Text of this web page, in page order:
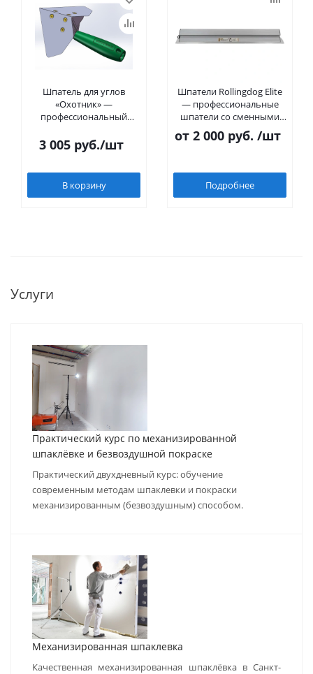
Шпатель для углов
«Охотник» —
профессиональный
углов 90°
3 005 руб./шт
В корзину
Шпатели Rollingdog Elite
— профессиональные
шпатели со сменными
лезвиями 0,3 мм
от 2 000 руб. /шт
Подробнее
Услуги
Практический курс по механизированной
шпаклёвке и безвоздушной покраске
Практический двухдневный курс: обучение
современным методам шпаклевки и покраски
механизированным (безвоздушным) способом.
Механизированная шпаклевка
Качественная механизированная шпаклёвка в Санкт-